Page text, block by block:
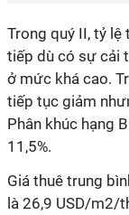
Trong quý II, tỷ
tiếp dù có sự cải
ở mức khá cao.
tiếp tục giảm
Phân khúc hạng
11,5%.
Giá thuê trung
là 26,9 USD/m2/